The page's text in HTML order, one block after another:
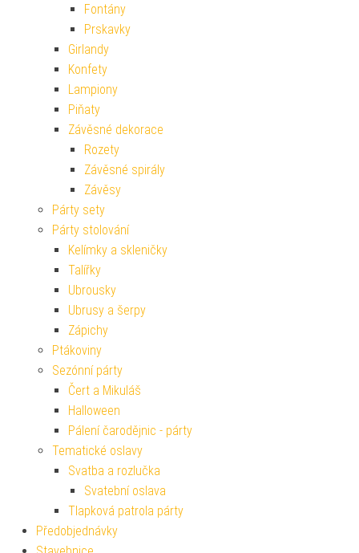
Fontány
Prskavky
Girlandy
Konfety
Lampiony
Piňaty
Závěsné dekorace
Rozety
Závěsné spirály
Závěsy
Párty sety
Párty stolování
Kelímky a skleničky
Talířky
Ubrousky
Ubrusy a šerpy
Zápichy
Ptákoviny
Sezónní párty
Čert a Mikuláš
Halloween
Pálení čarodějnic - párty
Tematické oslavy
Svatba a rozlučka
Svatební oslava
Tlapková patrola párty
Předobjednávky